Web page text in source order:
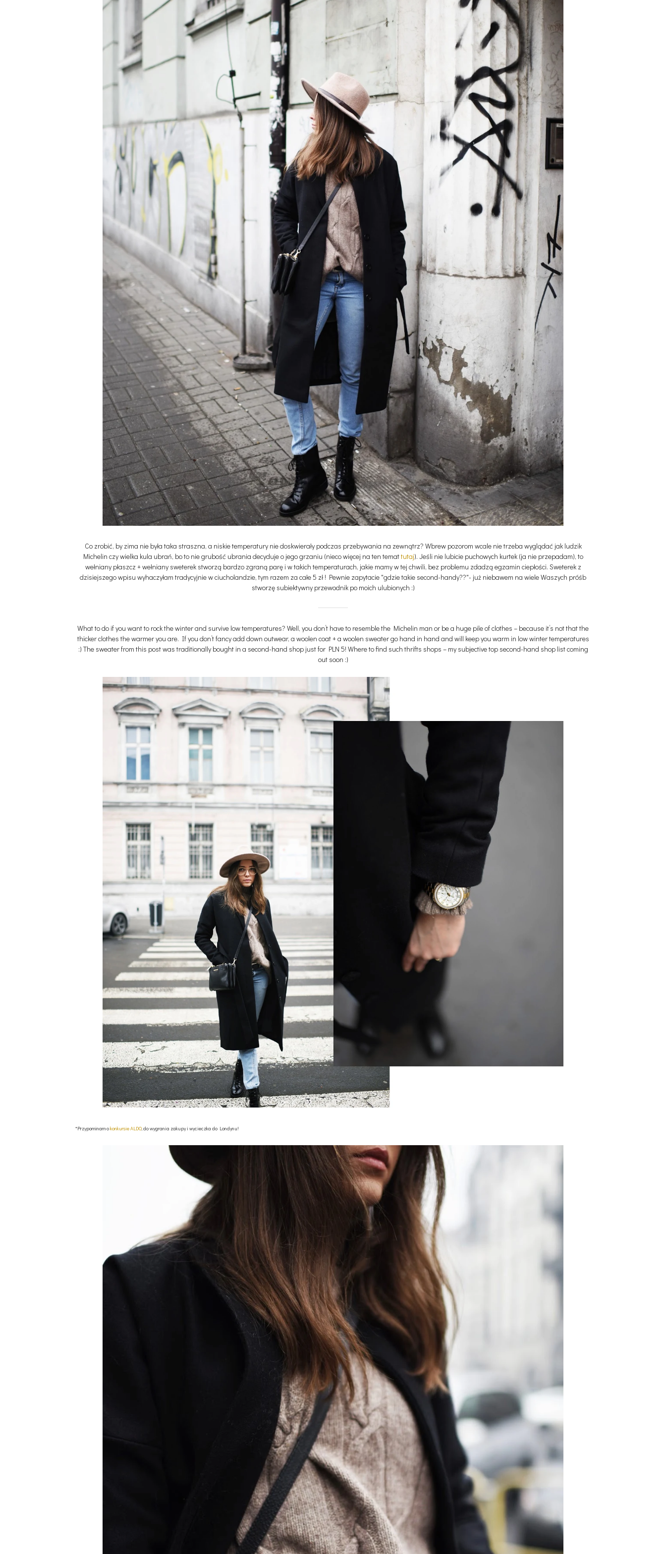
Co zrobić, by zima nie była taka straszna, a niskie temperatury nie doskwierały podczas przebywania na zewnątrz? Wbrew pozorom wcale nie trzeba wyglądać jak ludzik
Michelin czy wielka kula ubrań, bo to nie grubość ubrania decyduje o jego grzaniu (nieco więcej na ten temattutaj). Jeśli nie lubicie puchowych kurtek (ja nie przepadam), to
wełniany płaszcz + wełniany sweterek stworzą bardzo zgraną parę i w takich temperaturach, jakie mamy w tej chwili, bez problemu zdadzą egzamin ciepłości. Sweterek z
dzisiejszego wpisu wyhaczyłam tradycyjnie w ciucholandzie, tym razem za całe 5 zł ! Pewnie zapytacie "gdzie takie second-handy??"- już niebawem na wiele Waszych próśb
stworzę subiektywny przewodnik po moich ulubionych :)
What to do if you want to rock the winter and survive low temperatures? Well, you don’t have to resemble the Michelin man or be a huge pile of clothes – because it’s not that the
thicker clothes the warmer you are. If you don’t fancy add down outwear, a woolen coat + a woolen sweater go hand in hand and will keep you warm in low winter temperatures
:) The sweater from this post was traditionally bought in a second-hand shop just for PLN 5! Where to find such thrifts shops – my subjective top second-hand shop list coming
out soon :)
*Przypominam okonkursie ALDO, do wygrania zakupy i wycieczka do Londynu!